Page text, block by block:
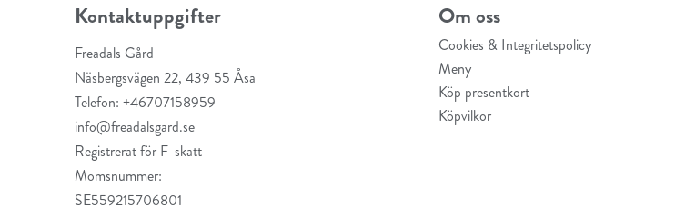
Kontaktuppgifter
Freadals Gård
Näsbergsvägen 22, 439 55 Åsa
Telefon: +46707158959
info@freadalsgard.se
Registrerat för F-skatt
Momsnummer:
SE559215706801
Om oss
Cookies & Integritetspolicy
Meny
Köp presentkort
Köpvilkor